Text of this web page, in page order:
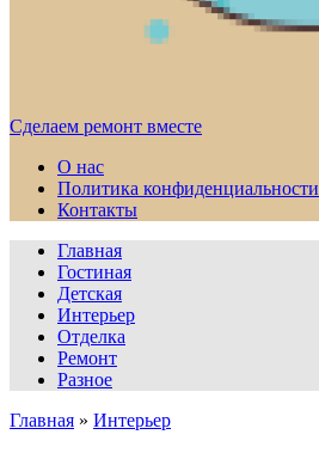
Сделаем ремонт вместе
О нас
Политика конфиденциальности
Контакты
Главная
Гостиная
Детская
Интерьер
Отделка
Ремонт
Разное
Главная » Интерьер